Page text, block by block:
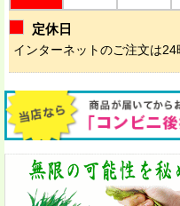
定休日
インターネットのご注文は24